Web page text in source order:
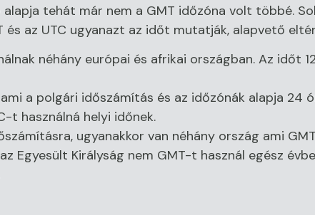
tehát már nem a GMT időzóna volt többé.
és az UTC ugyanazt az időt mutatják, alapvető
néhány európai és afrikai országban. Az időt
a polgári időszámítás és az időzónák alapja 24
t használná helyi időnek.
ugyanakkor van néhány ország ami
Egyesült Királyság nem GMT-t használ egész